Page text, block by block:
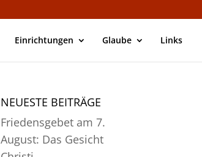
Einrichtungen Glaube Links
NEUESTE BEITRÄGE
Friedensgebet am 7.
August: Das Gesicht